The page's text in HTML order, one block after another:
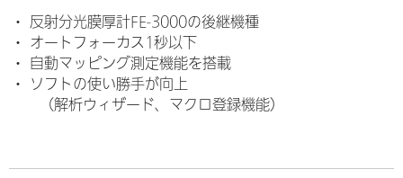
・ 反射分光膜厚計FE-3000の後継機種
・ オートフォーカス1秒以下
・ 自動マッピング測定機能を搭載
・ ソフトの使い勝手が向上
（解析ウィザード、マクロ登録機能）